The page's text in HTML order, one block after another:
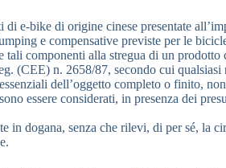
e-bike di origine cinese presentate
e compensative previste per le
componenti alla stregua di un prodotto
(CEE) n. 2658/87, secondo cui
dell’oggetto completo o finito,
essere considerati, in presenza dei
in dogana, senza che rilevi, di per sé, la